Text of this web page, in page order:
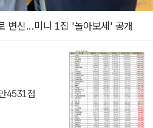
변신...미니 1집 '놀아보세' 공개
4531점